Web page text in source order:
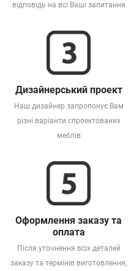
відповідь на всі Ваші запитання
Дизайнерський проект
Наш дизайнер запропонує Вам
різні варіанти спроектованих
меблів
Оформлення заказу та
оплата
Після уточнення всіх деталей
заказу та термінів виготовлення,